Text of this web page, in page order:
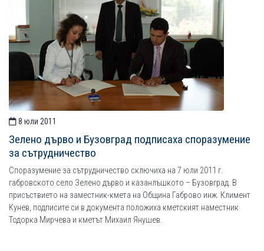
8 юли 2011
Зелено дърво и Бузовград подписаха споразумение
за сътрудничество
Споразумение за сътрудничество сключиха на 7 юли 2011 г.
габровското село Зелено дърво и казанлъшкото – Бузовград. В
присъствието на заместник-кмета на Община Габрово инж. Климент
Кунев, подписите си в документа положиха кметският наместник
Тодорка Мирчева и кметът Михаил Янушев.